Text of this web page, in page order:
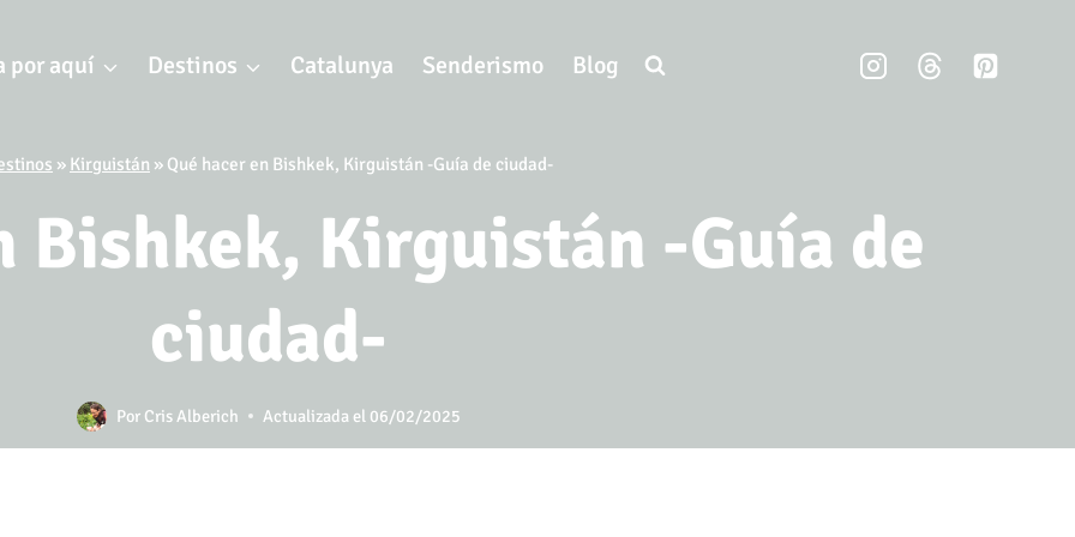
por aquí Destinos Catalunya Senderismo Blog
» Kirguistán » Qué hacer en Bishkek, Kirguistán -Guía de ciudad-
Bishkek, Kirguistán -Guía de
ciudad-
Por Cris Alberich Actualizada el 06/02/2025